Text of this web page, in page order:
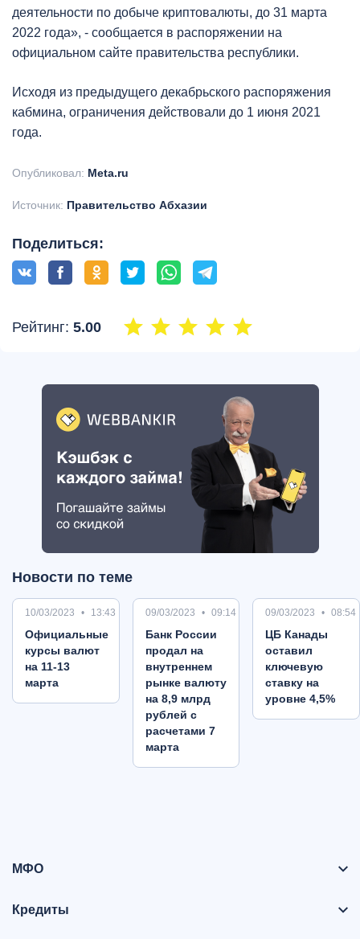
деятельности по добыче криптовалюты, до 31 марта
2022 года», - сообщается в распоряжении на
официальном сайте правительства республики.
Исходя из предыдущего декабрьского распоряжения
кабмина, ограничения действовали до 1 июня 2021
года.
Опубликовал: Meta.ru
Источник: Правительство Абхазии
Поделиться:
Рейтинг: 5.00
Новости по теме
10/03/2023 13:43
Oфициальные
курсы валют
на 11-13
марта
09/03/2023 09:14
Банк России
продал на
внутреннем
рынке валюту
на 8,9 млрд
рублей с
расчетами 7
марта
09/03/2023 08:54
ЦБ Канады
оставил
ключевую
ставку на
уровне 4,5%
МФО
Кредиты